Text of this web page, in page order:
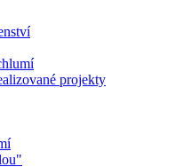
projekty